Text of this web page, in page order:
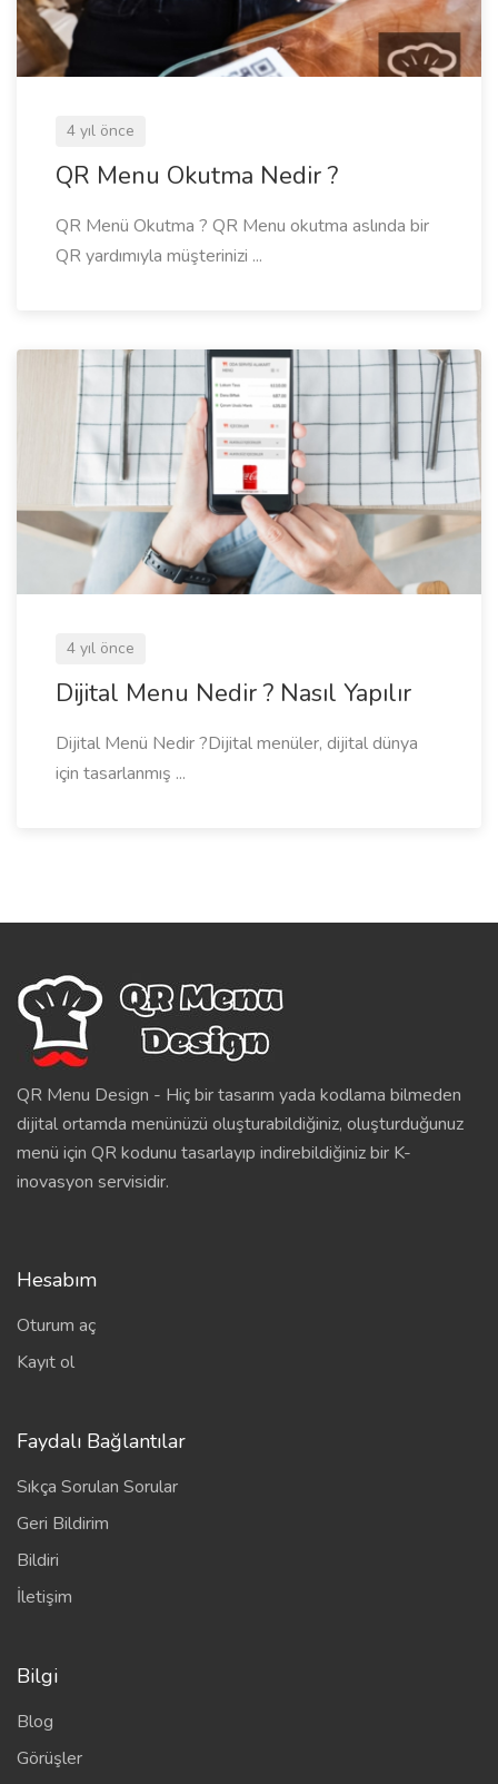
4 yıl önce
QR Menu Okutma Nedir ?
QR Menü Okutma ? QR Menu okutma aslında bir
QR yardımıyla müşterinizi ...
4 yıl önce
Dijital Menu Nedir ? Nasıl Yapılır
Dijital Menü Nedir ?Dijital menüler, dijital dünya
için tasarlanmış ...
QR Menu Design - Hiç bir tasarım yada kodlama bilmeden
dijital ortamda menünüzü oluşturabildiğiniz, oluşturduğunuz
menü için QR kodunu tasarlayıp indirebildiğiniz bir K-
inovasyon servisidir.
Hesabım
Oturum aç
Kayıt ol
Faydalı Bağlantılar
Sıkça Sorulan Sorular
Geri Bildirim
Bildiri
İletişim
Bilgi
Blog
Görüşler